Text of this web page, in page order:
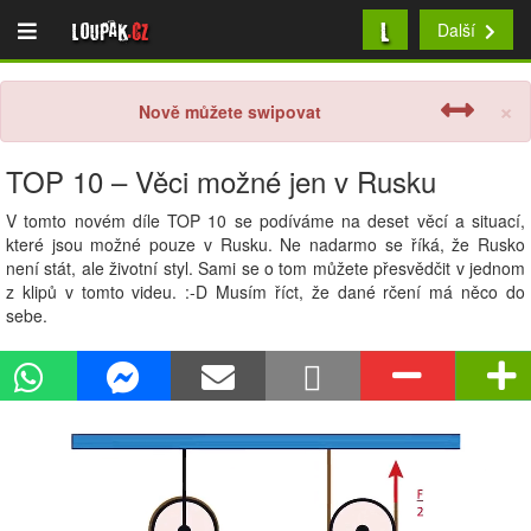
Loupak.cz L Další
×
Nově můžete swipovat
TOP 10 – Věci možné jen v Rusku
V tomto novém díle TOP 10 se podíváme na deset věcí a situací,
které jsou možné pouze v Rusku. Ne nadarmo se říká, že Rusko
není stát, ale životní styl. Sami se o tom můžete přesvědčit v jednom
z klipů v tomto videu. :-D Musím říct, že dané rčení má něco do
sebe.